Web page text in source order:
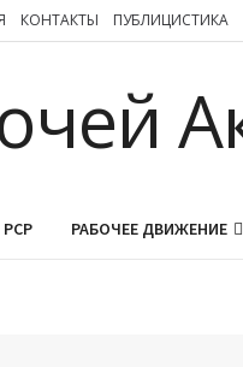
КОНТАКТЫ ПУБЛИЦИСТИКА
РСР РАБОЧЕЕ ДВИЖЕНИЕ